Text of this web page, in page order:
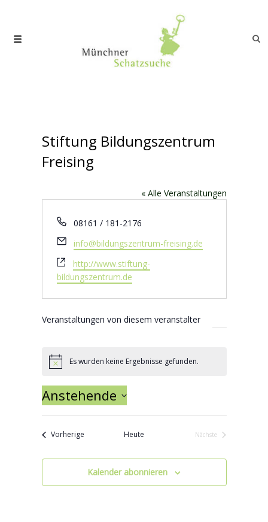
Stiftung Bildungszentrum
Freising
« Alle Veranstaltungen
Telefon
08161 / 181-2176
Email
info@bildungszentrum-freising.de
Webseite
http://www.stiftung-
bildungszentrum.de
Veranstaltungen von diesem veranstalter
HinweisEs wurden keine Ergebnisse gefunden.
Anstehende
Datum wählen.
VorherigeVeranstaltungen
Heute
Nächste
Kalender abonnieren